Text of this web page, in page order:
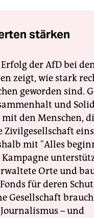
stärken
der AfD bei
zeigt, wie stark
geworden sind.
und
den Menschen,
Zivilgesellschaft
mit "Alles
Orte und
für deren
Gesellschaft
– und